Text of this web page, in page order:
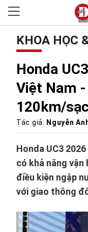
KHOA HỌC
Honda
Việt Nam
120km/sạc
Tác giả: Nguyễn
Honda UC3
có khả năng
điều kiện ngập
với giao thông